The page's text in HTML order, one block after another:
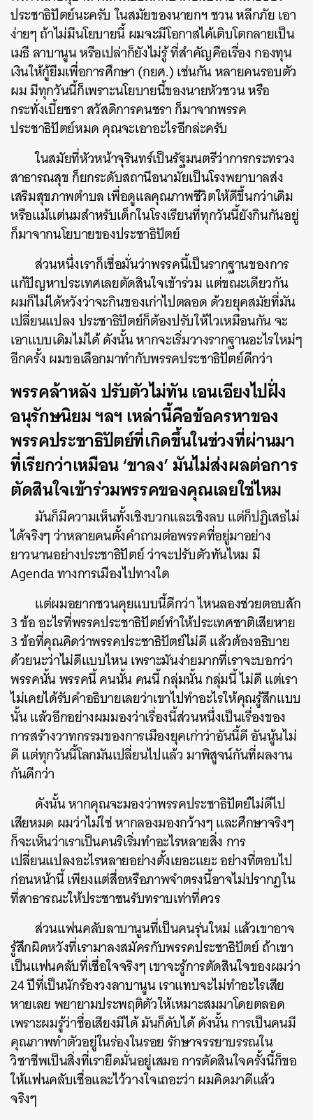
ประชาธิปัตย์นะครับ ในสมัยของนายกฯ ชวน หลีกภัย เอา
ง่ายๆ ถ้าไม่มีนโยบายนี้ ผมจะมีโอกาสได้เติบโตกลายเป็น
เมธี ลาบานูน หรือเปล่าก็ยังไม่รู้ ที่สำคัญคือเรื่อง กองทุน
เงินให้กู้ยืมเพื่อการศึกษา (กยศ.) เช่นกัน หลายคนรอบตัว
ผม มีทุกวันนี้ก็เพราะนโยบายนี้ของนายหัวชวน หรือ
กระทั่งเบี้ยชรา สวัสดิการคนชรา ก็มาจากพรรค
ประชาธิปัตย์หมด คุณจะเอาอะไรอีกล่ะครับ
ในสมัยที่หัวหน้าจุรินทร์เป็นรัฐมนตรีว่าการกระทรวง
สาธารณสุข ก็ยกระดับสถานีอนามัยเป็นโรงพยาบาลส่ง
เสริมสุขภาพตำบล เพื่อดูแลคุณภาพชีวิตให้ดีขึ้นกว่าเดิม
หรือแม้แต่นมสำหรับเด็กในโรงเรียนที่ทุกวันนี้ยังกินกันอยู่
ก็มาจากนโยบายของประชาธิปัตย์
ส่วนหนึ่งเราก็เชื่อมั่นว่าพรรคนี้เป็นรากฐานของการ
แก้ปัญหาประเทศเลยตัดสินใจเข้าร่วม แต่ขณะเดียวกัน
ผมก็ไม่ได้หวังว่าจะกินของเก่าไปตลอด ด้วยยุคสมัยที่มัน
เปลี่ยนแปลง ประชาธิปัตย์ก็ต้องปรับให้ไวเหมือนกัน จะ
เอาแบบเดิมไม่ได้ ดังนั้น หากจะเริ่มวางรากฐานอะไรใหม่ๆ
อีกครั้ง ผมขอเลือกมาทำกับพรรคประชาธิปัตย์ดีกว่า
พรรคล้าหลัง ปรับตัวไม่ทัน เอนเอียงไปฝั่ง
อนุรักษนิยม ฯลฯ เหล่านี้คือข้อครหาของ
พรรคประชาธิปัตย์ที่เกิดขึ้นในช่วงที่ผ่านมา
ที่เรียกว่าเหมือน ‘ขาลง’ มันไม่ส่งผลต่อการ
ตัดสินใจเข้าร่วมพรรคของคุณเลยใช่ไหม
มันก็มีความเห็นทั้งเชิงบวกและเชิงลบ แต่ก็ปฏิเสธไม่
ได้จริงๆ ว่าหลายคนตั้งคำถามต่อพรรคที่อยู่มาอย่าง
ยาวนานอย่างประชาธิปัตย์ ว่าจะปรับตัวทันไหม มี
Agenda ทางการเมืองไปทางใด
แต่ผมอยากชวนคุยแบบนี้ดีกว่า ไหนลองช่วยตอบสัก
3 ข้อ อะไรที่พรรคประชาธิปัตย์ทำให้ประเทศชาติเสียหาย
3 ข้อที่คุณคิดว่าพรรคประชาธิปัตย์ไม่ดี แล้วต้องอธิบาย
ด้วยนะว่าไม่ดีแบบไหน เพราะมันง่ายมากที่เราจะบอกว่า
พรรคนั้น พรรคนี้ คนนั้น คนนี้ กลุ่มนั้น กลุ่มนี้ ไม่ดี แต่เรา
ไม่เคยได้รับคำอธิบายเลยว่าเขาไปทำอะไรให้คุณรู้สึกแบบ
นั้น แล้วอีกอย่างผมมองว่าเรื่องนี้ส่วนหนึ่งเป็นเรื่องของ
การสร้างวาทกรรมของการเมืองยุคเก่าว่าอันนี้ดี อันนู้นไม่
ดี แต่ทุกวันนี้โลกมันเปลี่ยนไปแล้ว มาพิสูจน์กันที่ผลงาน
กันดีกว่า
ดังนั้น หากคุณจะมองว่าพรรคประชาธิปัตย์ไม่ดีไป
เสียหมด ผมว่าไม่ใช่ หากลองมองกว้างๆ และศึกษาจริงๆ
ก็จะเห็นว่าเราเป็นคนริเริ่มทำอะไรหลายสิ่ง การ
เปลี่ยนแปลงอะไรหลายอย่างตั้งเยอะแยะ อย่างที่ตอบไป
ก่อนหน้านี้ เพียงแต่สื่อหรือภาพจำตรงนี้อาจไม่ปรากฏใน
ที่สาธารณะให้ประชาชนรับทราบเท่าที่ควร
ส่วนแฟนคลับลาบานูนที่เป็นคนรุ่นใหม่ แล้วเขาอาจ
รู้สึกผิดหวังที่เรามาลงสมัครกับพรรคประชาธิปัตย์ ถ้าเขา
เป็นแฟนคลับที่เชื่อใจจริงๆ เขาจะรู้การตัดสินใจของผมว่า
24 ปีที่เป็นนักร้องวงลาบานูน เราแทบจะไม่ทำอะไรเสีย
หายเลย พยายามประพฤติตัวให้เหมาะสมมาโดยตลอด
เพราะผมรู้ว่าชื่อเสียงมีได้ มันก็ดับได้ ดังนั้น การเป็นคนมี
คุณภาพทำตัวอยู่ในร่องในรอย รักษาจรรยาบรรณใน
วิชาชีพเป็นสิ่งที่เรายึดมั่นอยู่เสมอ การตัดสินใจครั้งนี้ก็ขอ
ให้แฟนคลับเชื่อและไว้วางใจเถอะว่า ผมคิดมาดีแล้ว
จริงๆ
SHARE TWEET LINE EMAIL